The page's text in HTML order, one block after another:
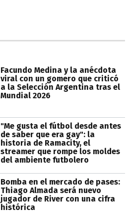
Facundo Medina y la anécdota
viral con un gomero que criticó
a la Selección Argentina tras el
Mundial 2026
"Me gusta el fútbol desde antes
de saber que era gay": la
historia de Ramacity, el
streamer que rompe los moldes
del ambiente futbolero
Bomba en el mercado de pases:
Thiago Almada será nuevo
jugador de River con una cifra
histórica